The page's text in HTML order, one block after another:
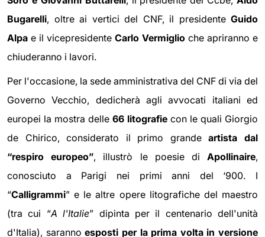
Bugarelli, oltre ai vertici del CNF, il presidente Guido
Alpa e il vicepresidente Carlo Vermiglio che apriranno e
chiuderanno i lavori.
Per l'occasione, la sede amministrativa del CNF di via del
Governo Vecchio, dedicherà agli avvocati italiani ed
europei la mostra delle 66 litografie con le quali Giorgio
de Chirico, considerato il primo grandeartista dal
“respiro europeo”, illustrò le poesie diApollinaire,
conosciuto a Parigi nei primi anni del ‘900. I
“Calligrammi” e le altre opere litografiche del maestro
(tra cui “A l'Italie” dipinta per il centenario dell'unità
d'Italia), sarannoesposti per la prima volta in versione